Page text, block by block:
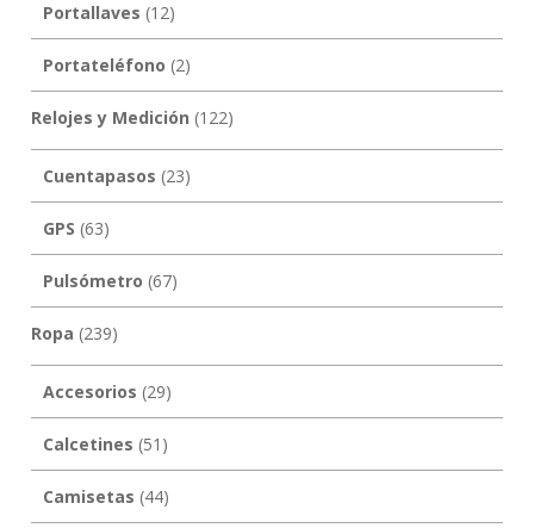
Portallaves (12)
Portateléfono (2)
Relojes y Medición (122)
Cuentapasos (23)
GPS (63)
Pulsómetro (67)
Ropa (239)
Accesorios (29)
Calcetines (51)
Camisetas (44)